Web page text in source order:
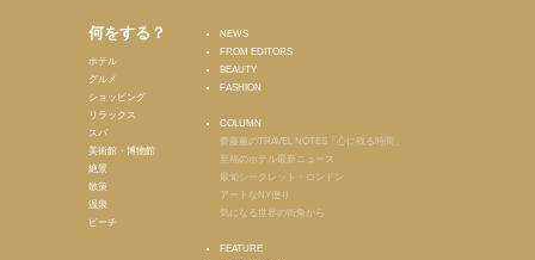
何をする？
ホテル
グルメ
ショッピング
リラックス
スパ
美術館・博物館
絶景
散策
温泉
ビーチ
NEWS
FROM EDITORS
BEAUTY
FASHION
COLUMN
齋藤薫のTRAVEL NOTES「心に残る時間」
至福のホテル最新ニュース
最旬シークレット・ロンドン
アートなNY便り
気になる世界の街角から
FEATURE